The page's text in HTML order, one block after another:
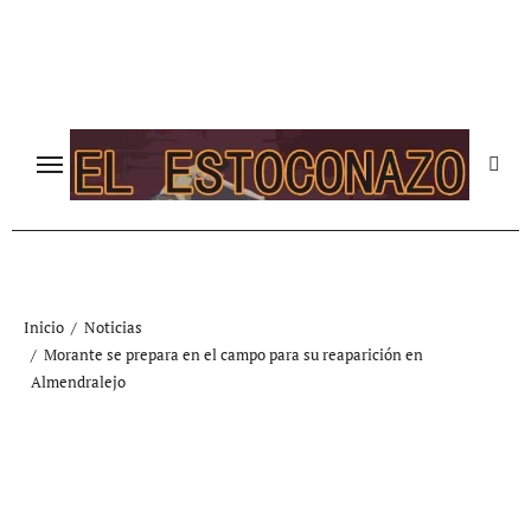
Inicio
Noticias
Morante se prepara en el campo para su reaparición en
Almendralejo